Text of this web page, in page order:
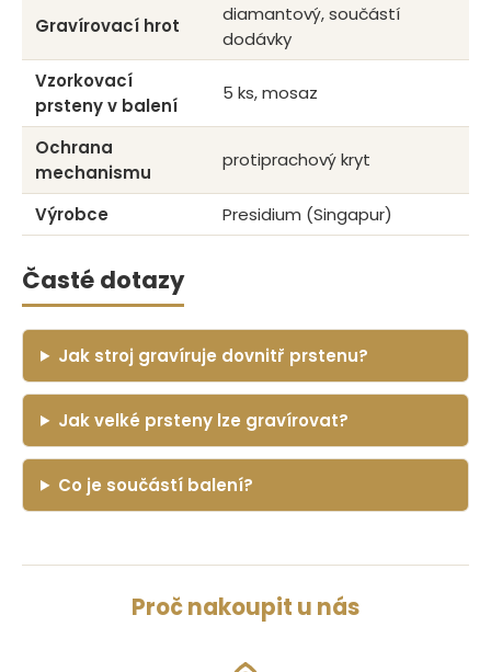
Gravírovací hrot
diamantový, součástí
dodávky
Vzorkovací
prsteny v balení
5 ks, mosaz
Ochrana
mechanismu
protiprachový kryt
Výrobce Presidium (Singapur)
Časté dotazy
Jak stroj gravíruje dovnitř prstenu?
Jak velké prsteny lze gravírovat?
Co je součástí balení?
Proč nakoupit u nás